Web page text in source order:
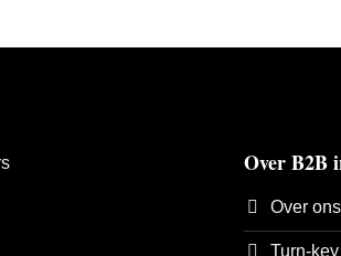
Over B2B
Over ons
Turn-